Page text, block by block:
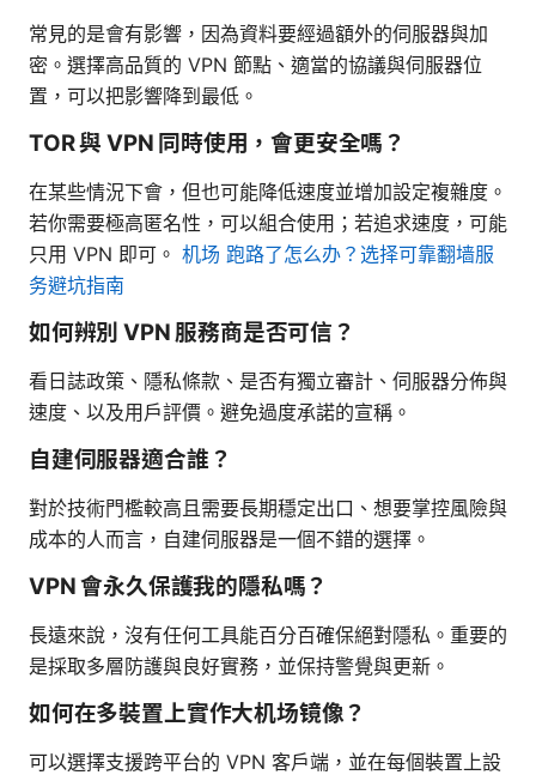
常見的是會有影響，因為資料要經過額外的伺服器與加
密。選擇高品質的 VPN 節點、適當的協議與伺服器位
置，可以把影響降到最低。
TOR 與 VPN 同時使用，會更安全嗎？
在某些情況下會，但也可能降低速度並增加設定複雜度。
若你需要極高匿名性，可以組合使用；若追求速度，可能
只用 VPN 即可。 机场 跑路了怎么办？选择可靠翻墙服
务避坑指南
如何辨別 VPN 服務商是否可信？
看日誌政策、隱私條款、是否有獨立審計、伺服器分佈與
速度、以及用戶評價。避免過度承諾的宣稱。
自建伺服器適合誰？
對於技術門檻較高且需要長期穩定出口、想要掌控風險與
成本的人而言，自建伺服器是一個不錯的選擇。
VPN 會永久保護我的隱私嗎？
長遠來說，沒有任何工具能百分百確保絕對隱私。重要的
是採取多層防護與良好實務，並保持警覺與更新。
如何在多裝置上實作大机场镜像？
可以選擇支援跨平台的 VPN 客戶端，並在每個裝置上設